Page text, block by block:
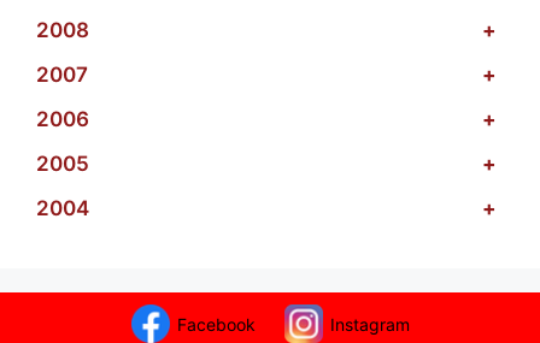
2008
+
2007
+
2006
+
2005
+
2004
+
Facebook Instagram